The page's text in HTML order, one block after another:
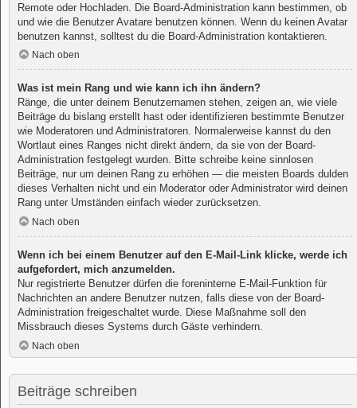
Remote oder Hochladen. Die Board-Administration kann bestimmen, ob
und wie die Benutzer Avatare benutzen können. Wenn du keinen Avatar
benutzen kannst, solltest du die Board-Administration kontaktieren.
Nach oben
Was ist mein Rang und wie kann ich ihn ändern?
Ränge, die unter deinem Benutzernamen stehen, zeigen an, wie viele
Beiträge du bislang erstellt hast oder identifizieren bestimmte Benutzer
wie Moderatoren und Administratoren. Normalerweise kannst du den
Wortlaut eines Ranges nicht direkt ändern, da sie von der Board-
Administration festgelegt wurden. Bitte schreibe keine sinnlosen
Beiträge, nur um deinen Rang zu erhöhen — die meisten Boards dulden
dieses Verhalten nicht und ein Moderator oder Administrator wird deinen
Rang unter Umständen einfach wieder zurücksetzen.
Nach oben
Wenn ich bei einem Benutzer auf den E-Mail-Link klicke, werde ich
aufgefordert, mich anzumelden.
Nur registrierte Benutzer dürfen die foreninterne E-Mail-Funktion für
Nachrichten an andere Benutzer nutzen, falls diese von der Board-
Administration freigeschaltet wurde. Diese Maßnahme soll den
Missbrauch dieses Systems durch Gäste verhindern.
Nach oben
Beiträge schreiben